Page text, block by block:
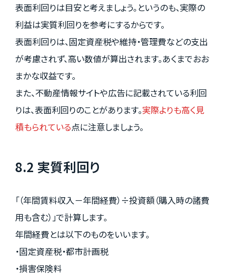
表面利回りは目安と考えましょう。というのも、実際の
利益は実質利回りを参考にするからです。
表面利回りは、固定資産税や維持・管理費などの支出
が考慮されず、高い数値が算出されます。あくまでおお
まかな収益です。
また、不動産情報サイトや広告に記載されている利回
りは、表面利回りのことがあります。実際よりも高く見
積もられている点に注意しましょう。
8.2 実質利回り
「（年間賃料収入－年間経費）÷投資額（購入時の諸費
用も含む）」で計算します。
年間経費とは以下のものをいいます。
・固定資産税・都市計画税
・損害保険料